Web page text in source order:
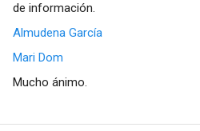
de información.
Almudena García
Mari Dom
Mucho ánimo.